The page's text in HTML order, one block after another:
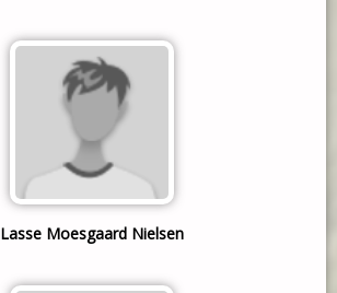
Lasse Moesgaard Nielsen